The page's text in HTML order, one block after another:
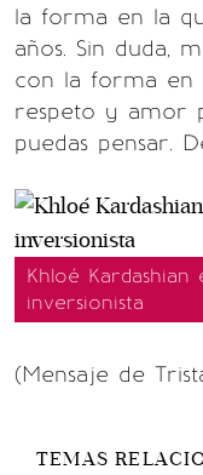
la forma en la
años. Sin duda,
con la forma en
respeto y amor
puedas pensar.
Khloé
inversionista
(Mensaje de
TEMAS